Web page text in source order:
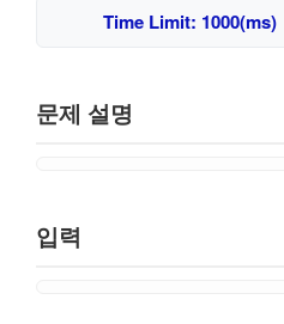
Time Limit:
문제 설명
입력